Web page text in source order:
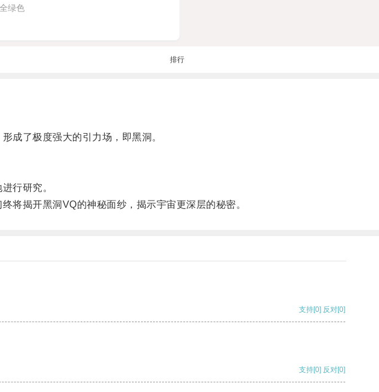
绿色
排行
成了极度强大的引力场，即黑洞。
行研究。
揭开黑洞VQ的神秘面纱，揭示宇宙更深层的秘密。
支持[0] 反对[0]
支持[0] 反对[0]